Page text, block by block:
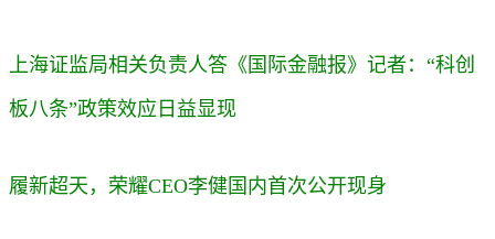
上海证监局相关负责人答《国际金融报》记者：“科创
板八条”政策效应日益显现
履新超天，荣耀CEO李健国内首次公开现身